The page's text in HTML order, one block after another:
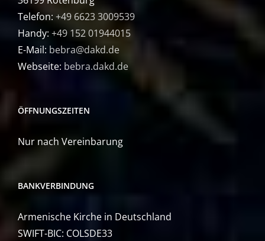
Telefon: +49 6623 3009539
Handy: +49 152 01944015
E-Mail: bebra@dakd.de
Webseite: bebra.dakd.de
ÖFFNUNGSZEITEN
Nur nach Vereinbarung
BANKVERBINDUNG
Armenische Kirche in Deutschland
SWIFT-BIC: COLSDE33